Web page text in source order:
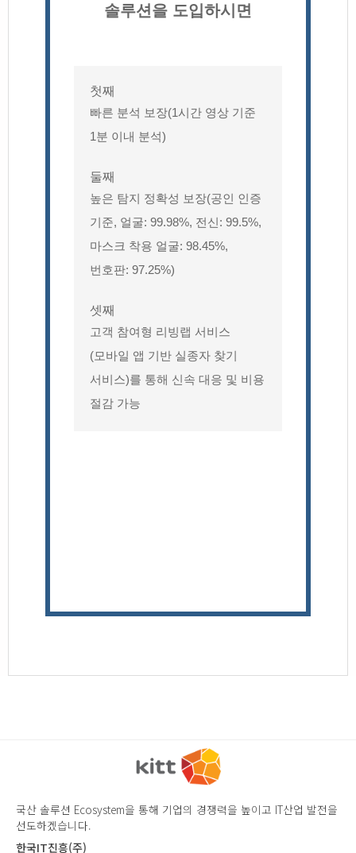
솔루션을 도입하시면
첫째
빠른 분석 보장(1시간 영상 기준
1분 이내 분석)
둘째
높은 탐지 정확성 보장(공인 인증
기준, 얼굴: 99.98%, 전신: 99.5%,
마스크 착용 얼굴: 98.45%,
번호판: 97.25%)
셋째
고객 참여형 리빙랩 서비스
(모바일 앱 기반 실종자 찾기
서비스)를 통해 신속 대응 및 비용
절감 가능
국산 솔루션 Ecosystem을 통해 기업의 경쟁력을 높이고 IT산업 발전을
선도하겠습니다.
한국IT진흥(주)